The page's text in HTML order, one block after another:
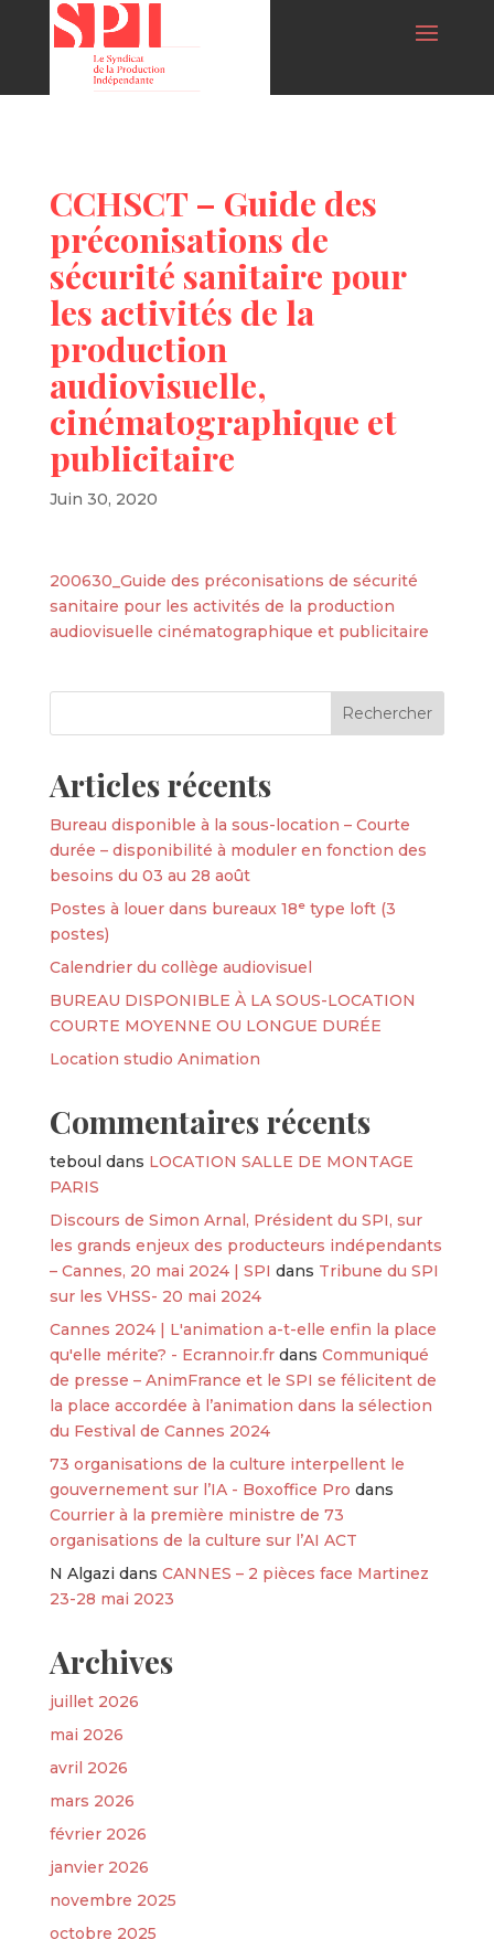
CCHSCT – Guide des
préconisations de
sécurité sanitaire pour
les activités de la
production
audiovisuelle,
cinématographique et
publicitaire
Juin 30, 2020
200630_Guide des préconisations de sécurité
sanitaire pour les activités de la production
audiovisuelle cinématographique et publicitaire
Articles récents
Bureau disponible à la sous-location – Courte
durée – disponibilité à moduler en fonction des
besoins du 03 au 28 août
Postes à louer dans bureaux 18ᵉ type loft (3
postes)
Calendrier du collège audiovisuel
BUREAU DISPONIBLE À LA SOUS-LOCATION
COURTE MOYENNE OU LONGUE DURÉE
Location studio Animation
Commentaires récents
teboul dans LOCATION SALLE DE MONTAGE
PARIS
Discours de Simon Arnal, Président du SPI, sur
les grands enjeux des producteurs indépendants
– Cannes, 20 mai 2024 | SPI dans Tribune du SPI
sur les VHSS- 20 mai 2024
Cannes 2024 | L'animation a-t-elle enfin la place
qu'elle mérite? - Ecrannoir.frdans Communiqué
de presse – AnimFrance et le SPI se félicitent de
la place accordée à l’animation dans la sélection
du Festival de Cannes 2024
73 organisations de la culture interpellent le
gouvernement sur l’IA - Boxoffice Pro dans
Courrier à la première ministre de 73
organisations de la culture sur l’AI ACT
N Algazi dans CANNES – 2 pièces face Martinez
23-28 mai 2023
Archives
juillet 2026
mai 2026
avril 2026
mars 2026
février 2026
janvier 2026
novembre 2025
octobre 2025